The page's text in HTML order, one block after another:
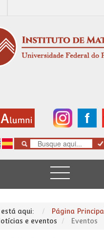
está aqui:
Página
e eventos
Eventos